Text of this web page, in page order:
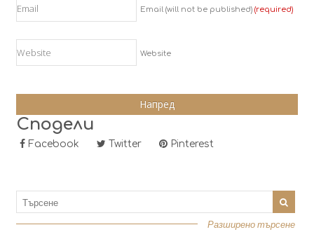
Email (will not be published) (required)
Website
Сподели
Facebook Twitter Pinterest
Разширено търсене